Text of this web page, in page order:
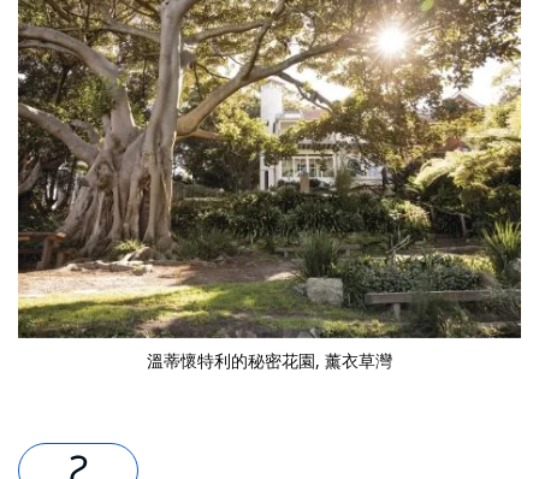
溫蒂懷特利的秘密花園, 薰衣草灣